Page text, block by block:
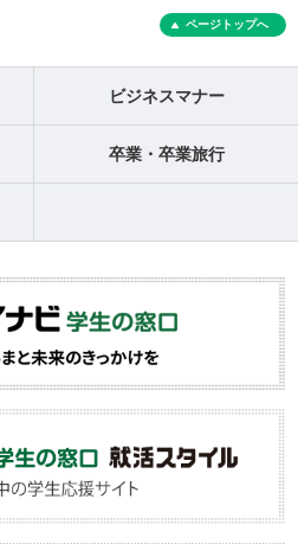
ページトップへ
ビジネスマナー
卒業・卒業旅行